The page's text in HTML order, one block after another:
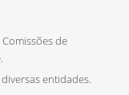
de
entidades.